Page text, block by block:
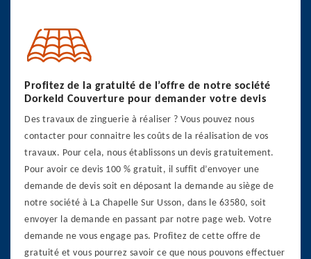
Profitez de la gratuité de l’offre de notre société
Dorkeld Couverture pour demander votre devis
Des travaux de zinguerie à réaliser ? Vous pouvez nous
contacter pour connaitre les coûts de la réalisation de vos
travaux. Pour cela, nous établissons un devis gratuitement.
Pour avoir ce devis 100 % gratuit, il suffit d’envoyer une
demande de devis soit en déposant la demande au siège de
notre société à La Chapelle Sur Usson, dans le 63580, soit
envoyer la demande en passant par notre page web. Votre
demande ne vous engage pas. Profitez de cette offre de
gratuité et vous pourrez savoir ce que nous pouvons effectuer